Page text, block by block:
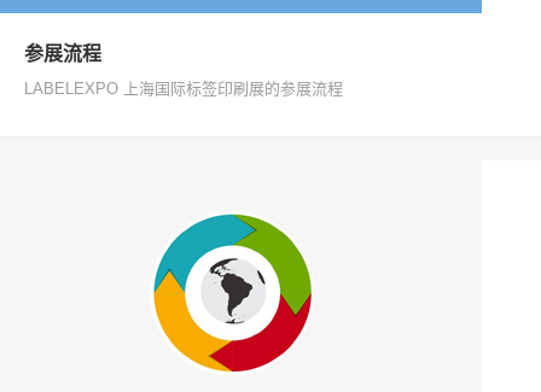
参展流程
LABELEXPO 上海国际标签印刷展的参展流程